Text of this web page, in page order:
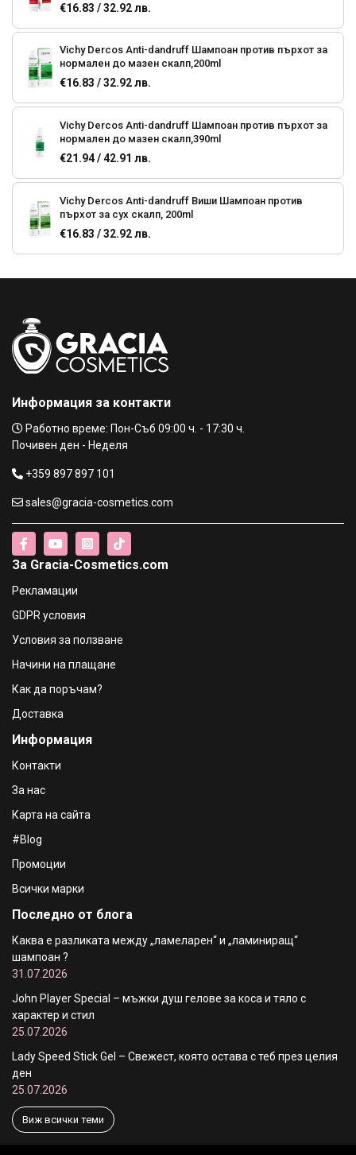
€16.83 / 32.92 лв.
Vichy Dercos Anti-dandruff Шампоан против пърхот за
нормален до мазен скалп,200ml
€16.83 / 32.92 лв.
Vichy Dercos Anti-dandruff Шампоан против пърхот за
нормален до мазен скалп,390ml
€21.94 / 42.91 лв.
Vichy Dercos Anti-dandruff Виши Шампоан против
пърхот за сух скалп, 200ml
€16.83 / 32.92 лв.
Vichy Dercos Dry scalp Виши Шампоан против пърхот за
Vichy Dercos ВИШИ ДЕРКОС шампоан против пърхот
за чувствителен скалп, 200ml
KAYPRO BOTU-CURE SHAMPOO БОТОКС ШАМПОАН С
ПЕПТИДИ ЗА СИЛНО УВРЕДЕНА КОСА
InimitableStyle IlluminatingShampoo-Шампоан за повече
блясък PH 5.5 , 250ml
€14.27 / 27.91 лв.
€15.29 / 29.90 лв.
Mi Amante Ella Renew Миаманте Кератинов Шампоан за
€19.69 / 38.51 лв.
Mi Amante Ella Volume Миаманте Шампоан за обем без
€18.67 / 36.52 лв.
еделвайс Против косопад и оредяваща коса 400ml
€18.90 / 36.97 лв.
Информация за контакти
Работно време: Пон-Съб 09:00 ч. - 17:30 ч.
Почивен ден - Неделя
+359 897 897 101
sales@gracia-cosmetics.com
За Gracia-Cosmetics.com
Рекламации
GDPR условия
Условия за ползване
Начини на плащане
Как да поръчам?
Доставка
Информация
Контакти
За нас
Карта на сайта
#Blog
Промоции
Всички марки
Последно от блога
Каква е разликата между „ламеларен“ и „ламиниращ“
шампоан ?
31.07.2026
John Player Special – мъжки душ гелове за коса и тяло с
характер и стил
25.07.2026
Lady Speed Stick Gel – Свежест, която остава с теб през целия
ден
25.07.2026
Виж всички теми